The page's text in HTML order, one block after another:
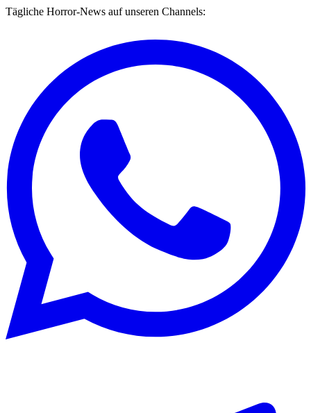
Tägliche Horror-News auf unseren Channels: